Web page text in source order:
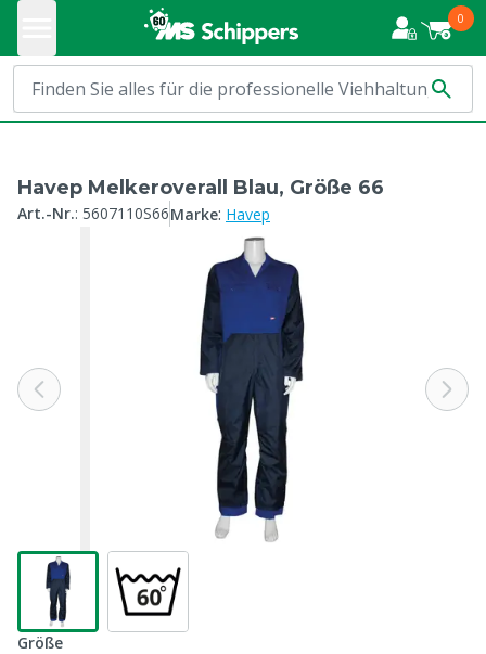
0
Havep Melkeroverall Blau, Größe 66
Art.-Nr.: 5607110S66Marke: Havep
Größe